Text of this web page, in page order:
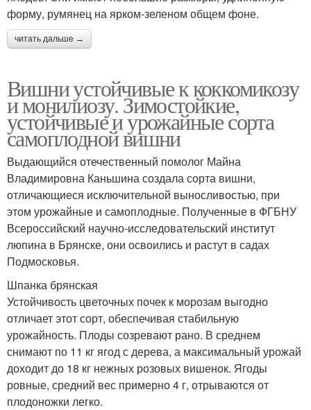
форму, румянец на ярком-зеленом общем фоне.
читать дальше →
Вишни устойчивые к коккомикозу
и монилиозу. Зимостойкие,
устойчивые и урожайные сорта
самоплодной вишни
Выдающийся отечественный помолог Майна
Владимировна Каньшина создала сорта вишни,
отличающиеся исключительной выносливостью, при
этом урожайные и самоплодные. Полученные в ФГБНУ
Всероссийский научно-исследовательский институт
люпина в Брянске, они освоились и растут в садах
Подмосковья.
Шпанка брянская
Устойчивость цветочных почек к морозам выгодно
отличает этот сорт, обеспечивая стабильную
урожайность. Плоды созревают рано. В среднем
снимают по 11 кг ягод с дерева, а максимальный урожай
доходит до 18 кг нежных розовых вишенок. Ягоды
ровные, средний вес примерно 4 г, отрываются от
плодоножки легко.